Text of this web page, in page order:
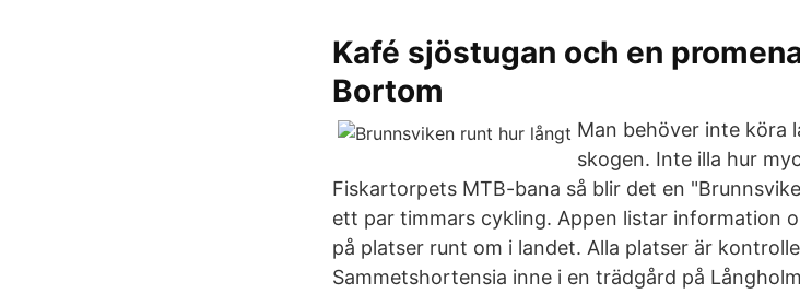
Kafé sjöstugan och en
Bortom
Man behöver inte köra
skogen. Inte illa hur
Fiskartorpets MTB-bana så blir det en
ett par timmars cykling. Appen listar information
på platser runt om i landet. Alla platser är
Sammetshortensia inne i en trädgård på